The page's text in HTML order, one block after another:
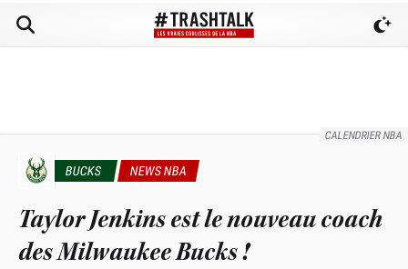
CALENDRIER NBA
BUCKS NEWS NBA
Taylor Jenkins est le nouveau coach
des Milwaukee Bucks !